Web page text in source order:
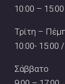
10:00 – 15:00
Τρίτη –
10:00- 15:00
Σάββατο